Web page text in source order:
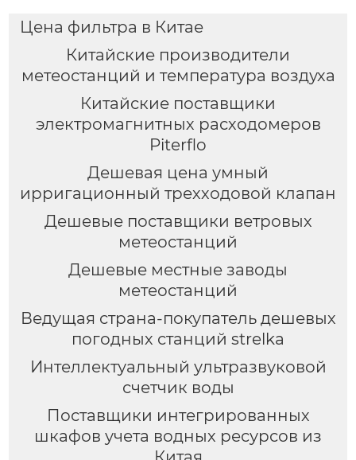
Цена фильтра в Китае
Китайские производители
метеостанций и температура воздуха
Китайские поставщики
электромагнитных расходомеров
Piterflo
Дешевая цена умный
ирригационный трехходовой клапан
Дешевые поставщики ветровых
метеостанций
Дешевые местные заводы
метеостанций
Ведущая страна-покупатель дешевых
погодных станций strelka
Интеллектуальный ультразвуковой
счетчик воды
Поставщики интегрированных
шкафов учета водных ресурсов из